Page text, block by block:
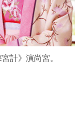
計》演尚宮。